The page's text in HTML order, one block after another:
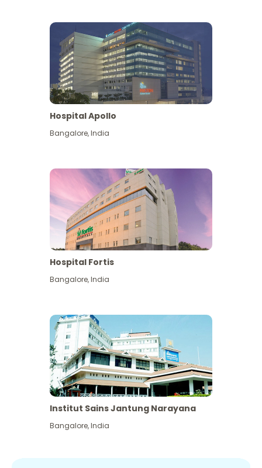
Hospital Apollo
Bangalore,India
Hospital Fortis
Bangalore,India
Institut Sains Jantung Narayana
Bangalore,India